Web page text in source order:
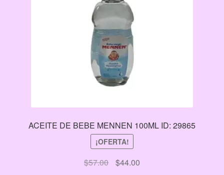
ACEITE DE BEBE MENNEN 100ML ID: 29865
¡OFERTA!
$57.00
El
$44.00El